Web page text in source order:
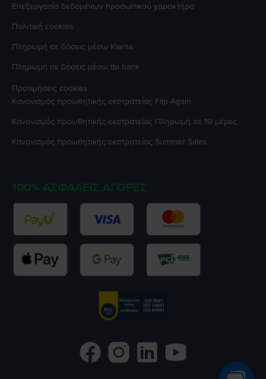
Επεξεργασία δεδομένων προσωπικού χαρακτήρα
Πολιτική cookies
Πληρωμή σε δόσεις μέσω Klarna
Πληρωμή σε δόσεις μέσω tbi bank
Προτιμήσεις cookies
Κανονισμός προωθητικής εκστρατείας Flip Again
Κανονισμός προωθητικής εκστρατείας Πληρωμή σε 10 μέρες
Κανονισμός προωθητικής εκστρατείας Summer Sales
100% ΑΣΦΑΛΕΊΣ ΑΓΟΡΈΣ